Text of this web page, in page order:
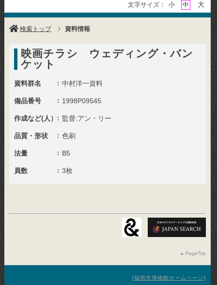
文字サイズ： 小 中 大
検索トップ 資料情報
映画チラシ ウェディング・バン
ケット
資料群名 中村洋一資料
備品番号 1998P09545
作成など(人） 監督:アン・リー
品質・形状 色刷
法量 B5
員数 3枚
PageTop
福岡市博物館ホームページ